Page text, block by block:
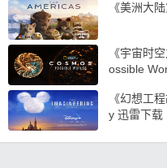
《美洲大
《宇宙时
ossible
《幻想工
y 迅雷下载